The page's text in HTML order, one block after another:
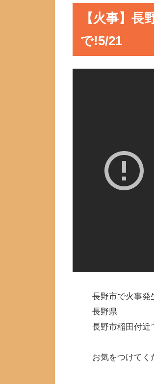
【火事】
で!5/21
長野市で火事発
長野県
長野市稲田付近
お気をつけてく